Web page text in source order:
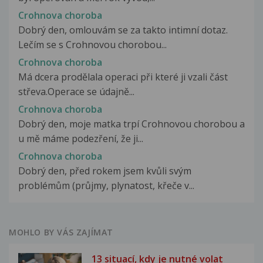
Crohnova choroba
Dobrý den, omlouvám se za takto intimní dotaz.
Lečím se s Crohnovou chorobou...
Crohnova choroba
Má dcera prodělala operaci při které ji vzali část
střeva.Operace se údajně...
Crohnova choroba
Dobrý den, moje matka trpí Crohnovou chorobou a
u mě máme podezření, že ji...
Crohnova choroba
Dobrý den, před rokem jsem kvůli svým
problémům (průjmy, plynatost, křeče v...
MOHLO BY VÁS ZAJÍMAT
13 situací, kdy je nutné volat